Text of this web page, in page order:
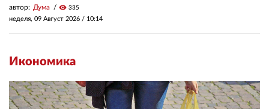
автор: Дума visibility 335
неделя, 09 Август 2026 / 10:14
Икономика